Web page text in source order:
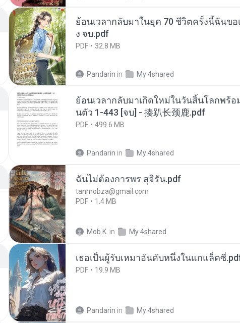
ย้อนเวลากลับมาในยุค 70 ชีวิตครั้งนี้ฉันขอ
ง จบ.pdf
PDF 32.8 MB
Pandarin in My 4shared
ย้อนเวลากลับมาเกิดใหม่ในวันสิ้นโลกพร้
นตัว 1-443 [จบ] - 揍趴长颈鹿.pdf
PDF 499.6 MB
Pandarin in My 4shared
ฉันไม่ต้องการพร สุจิรัน.pdf
tanmobza@gmail.com
PDF
1.4 MB
Mob K. in My 4shared
เธอเป็นผู้รับเหมาอันดับหนึ่งในแกแล็คซี่
PDF 19.9 MB
Pandarin in My 4shared